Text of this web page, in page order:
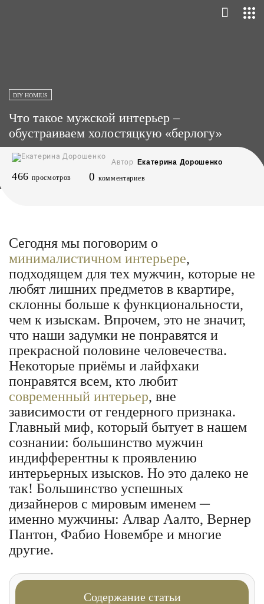
DIY HOMIUS
Что такое мужской интерьер –
обустраиваем холостяцкую «берлогу»
Автор Екатерина Дорошенко
466 просмотров 0 комментариев
Сегодня мы поговорим о
минималистичном интерьере,
подходящем для тех мужчин, которые не
любят лишних предметов в квартире,
склонны больше к функциональности,
чем к изыскам. Впрочем, это не значит,
что наши задумки не понравятся и
прекрасной половине человечества.
Некоторые приёмы и лайфхаки
понравятся всем, кто любит
современный интерьер, вне
зависимости от гендерного признака.
Главный миф, который бытует в нашем
сознании: большинство мужчин
индифферентны к проявлению
интерьерных изысков. Но это далеко не
так! Большинство успешных
дизайнеров с мировым именем ─
именно мужчины: Алвар Аалто, Вернер
Пантон, Фабио Новембре и многие
другие.
Содержание статьи